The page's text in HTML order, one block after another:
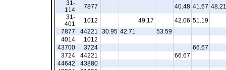
48.21
41.67
40.48
7877
31-
114
51.19
42.06
49.17
1012
31-
401
53.59
42.71
30.95
44221
7877
1012
4014
66.67
3724
43700
66.67
44221
3724
43880
44642